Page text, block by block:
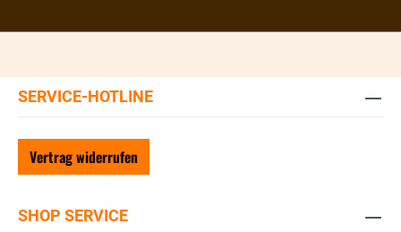
SERVICE-HOTLINE
Vertrag widerrufen
SHOP SERVICE